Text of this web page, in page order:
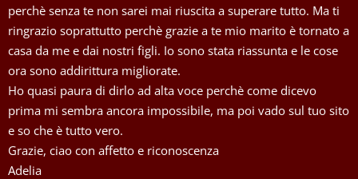
perchè senza te non sarei mai riuscita a superare tutto. Ma ti
ringrazio soprattutto perchè grazie a te mio marito è tornato a
casa da me e dai nostri figli. Io sono stata riassunta e le cose
ora sono addirittura migliorate.
Ho quasi paura di dirlo ad alta voce perchè come dicevo
prima mi sembra ancora impossibile, ma poi vado sul tuo sito
e so che è tutto vero.
Grazie, ciao con affetto e riconoscenza
Adelia